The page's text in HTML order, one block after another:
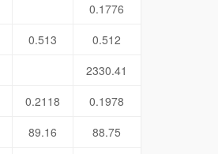
0.1776
0.513
0.512
2330.41
0.2118
0.1978
89.16
88.75